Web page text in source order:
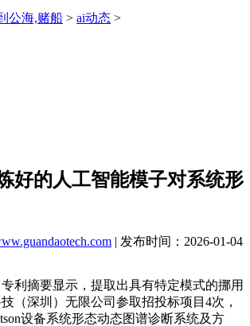
公海,赌船 > ai动态 >
好的人工智能模子对系统形
| 发布时间：2026-01-04
摘要显示，提取出具有特定模式的挪用
（深圳）无限公司参取招投标项目4次，
设备系统形态动态图谱诊断系统及方